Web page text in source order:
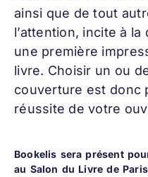
ainsi que de tout
l’attention, incite à
une première
livre. Choisir un ou
couverture est donc
réussite de votre
Bookelis sera présent
au Salon du Livre de